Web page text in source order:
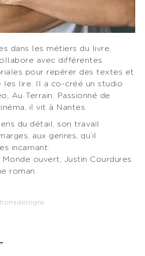
dans les métiers du livre,
avec différentes
pour repérer des textes et
les lire. Il a co-créé un studio
Au Terrain. Passionné de
il vit à Nantes.
du détail, son travail
aux genres, qu’il
incarnant.
ouvert, Justin Courdures
roman.